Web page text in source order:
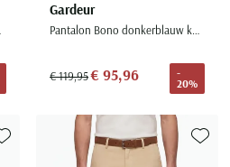
Gardeur
Pantalon Bono donkerblauw katoen chino
€ 119,95€ 95,96
-
20%
Toevoegen aan favorieten